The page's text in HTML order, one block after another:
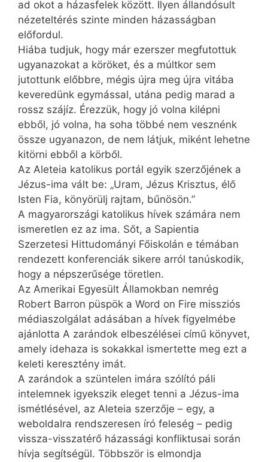
ad okot a házasfelek között. Ilyen állandósult
nézeteltérés szinte minden házasságban
előfordul.
Hiába tudjuk, hogy már ezerszer megfutottuk
ugyanazokat a köröket, és a múltkor sem
jutottunk előbbre, mégis újra meg újra vitába
keveredünk egymással, utána pedig marad a
rossz szájíz. Érezzük, hogy jó volna kilépni
ebből, jó volna, ha soha többé nem vesznénk
össze ugyanazon, de nem látjuk, miként lehetne
kitörni ebből a körből.
Az Aleteia katolikus portál egyik szerzőjének a
Jézus-ima vált be: „Uram, Jézus Krisztus, élő
Isten Fia, könyörülj rajtam, bűnösön.”
A magyarországi katolikus hívek számára nem
ismeretlen ez az ima. Sőt, a Sapientia
Szerzetesi Hittudományi Főiskolán e témában
rendezett konferenciák sikere arról tanúskodik,
hogy a népszerűsége töretlen.
Az Amerikai Egyesült Államokban nemrég
Robert Barron püspök a Word on Fire missziós
médiaszolgálat adásában a hívek figyelmébe
ajánlotta A zarándok elbeszélései című könyvet,
amely idehaza is sokakkal ismertette meg ezt a
keleti keresztény imát.
A zarándok a szüntelen imára szólító páli
intelemnek igyekszik eleget tenni a Jézus-ima
ismétlésével, az Aleteia szerzője – egy, a
weboldalra rendszeresen író feleség – pedig
vissza-visszatérő házassági konfliktusai során
hívja segítségül. Többször is elmondja